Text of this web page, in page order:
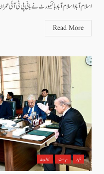
اسلام آباد اسلام آباد ہائیکورٹ نے بانی پی ٹی آئی
Read More
اخبار سیاست نیوز بیٹ